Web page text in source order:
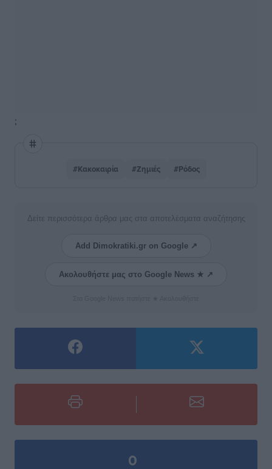
;
#Κακοκαιρία #Ζημιές #Ρόδος
Δείτε περισσότερα άρθρα μας στα αποτελέσματα αναζήτησης
Add Dimokratiki.gr on Google ↗
Ακολουθήστε μας στο Google News ★ ↗
0